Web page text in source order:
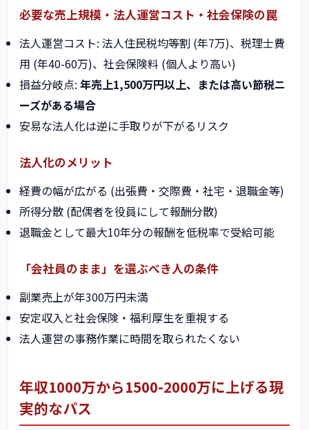
必要な売上規模・法人運営コスト・社会保険の罠
法人運営コスト: 法人住民税均等割 (年7万)、税理士費
用 (年40-60万)、社会保険料 (個人より高い)
損益分岐点: 年売上1,500万円以上、または高い節税ニ
ーズがある場合
安易な法人化は逆に手取りが下がるリスク
法人化のメリット
経費の幅が広がる (出張費・交際費・社宅・退職金等)
所得分散 (配偶者を役員にして報酬分散)
退職金として最大10年分の報酬を低税率で受給可能
「会社員のまま」を選ぶべき人の条件
副業売上が年300万円未満
安定収入と社会保険・福利厚生を重視する
法人運営の事務作業に時間を取られたくない
年収1000万から1500-2000万に上げる現
実的なパス